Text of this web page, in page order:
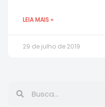
LEIA MAIS »
29 de julho de 2019